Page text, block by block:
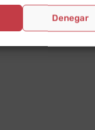
Denegar